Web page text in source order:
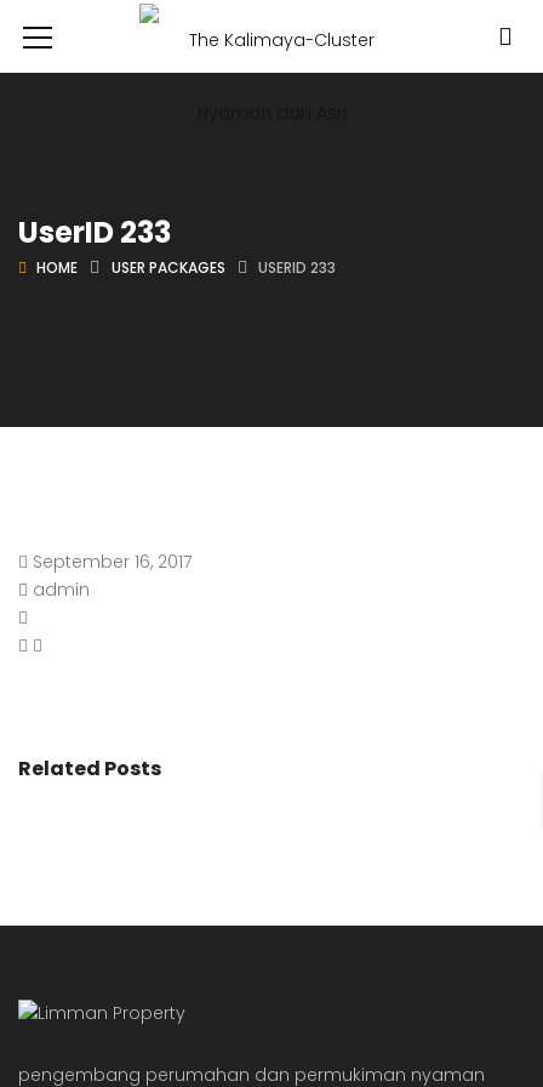
UserID 233
HOME USER PACKAGES USERID 233
September 16, 2017
admin
Related Posts
pengembang perumahan dan permukiman nyaman